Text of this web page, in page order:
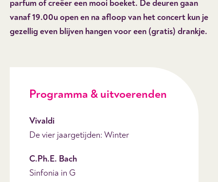
parfum of creëer een mooi boeket. De deuren gaan
vanaf 19.00u open en na afloop van het concert kun je
gezellig even blijven hangen voor een (gratis) drankje.
Programma & uitvoerenden
Vivaldi
De vier jaargetijden: Winter
C.Ph.E. Bach
Sinfonia in G